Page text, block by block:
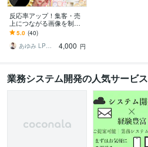
反応率アップ！集客・売
上につながる画像を制作
します 修正無制限・高品
質・PSD納品対応可◎
5.0 (40)
あゆみ LPデザイナー
4,000 円
業務システム開発の人気サービス